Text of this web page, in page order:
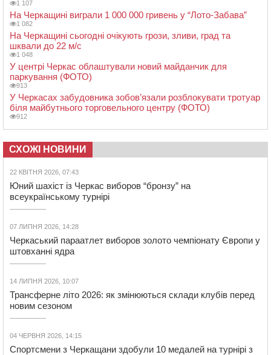
1 107
На Черкащині виграли 1 000 000 гривень у “Лото-Забава”
1 082
На Черкащині сьогодні очікують грози, зливи, град та
шквали до 22 м/с
1 048
У центрі Черкас облаштували новий майданчик для
паркування (ФОТО)
913
У Черкасах забудовника зобов’язали розблокувати тротуар
біля майбутнього торговельного центру (ФОТО)
912
СХОЖІ НОВИНИ
22 КВІТНЯ 2026, 07:43
Юний шахіст із Черкас виборов “бронзу” на
всеукраїнському турнірі
07 ЛИПНЯ 2026, 14:28
Черкаський параатлет виборов золото чемпіонату Європи у
штовханні ядра
14 ЛИПНЯ 2026, 10:07
Трансферне літо 2026: як змінюються склади клубів перед
новим сезоном
04 ЧЕРВНЯ 2026, 14:15
Спортсмени з Черкащани здобули 10 медалей на турнірі з